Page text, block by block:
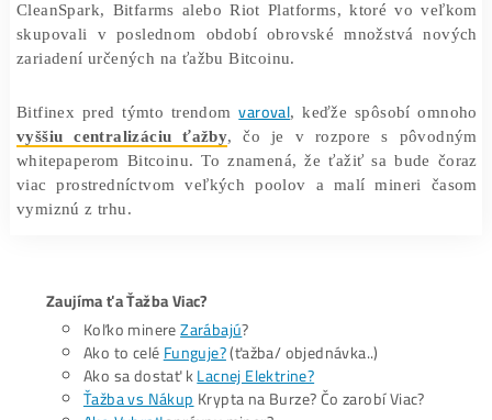
ceny. Napríklad v marci 2022 stáli použité S19 približne
dolárov a ich hodnota je teraz 427 dolárov.
Zatiaľ čo niektorí mineri úplne s ťažbou skončia, iní sa
veľkom pripravujú na rozšírenie kapacity . Už
informovalio spoločnostiach ako Marathon
CleanSpark, Bitfarms alebo Riot Platforms, ktoré vo
skupovali v poslednom období obrovské množstvá
Bitfinex pred týmto trendom
vyššiu centralizáciu ťažby
whitepaperom Bitcoinu. To znamená, že ťažiť sa bude
viac prostredníctvom veľkých poolov a malí mineri
vymiznú z trhu.